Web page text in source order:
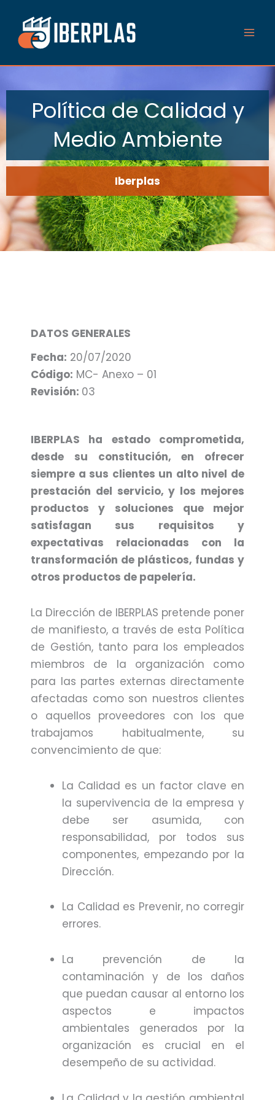
contenido
Política de Calidad y
Medio Ambiente
Iberplas
DATOS GENERALES
Fecha: 20/07/2020
Código: MC- Anexo – 01
Revisión: 03
IBERPLAS ha estado comprometida,
desde su constitución, en ofrecer
siempre a sus clientes un alto nivel de
prestación del servicio, y los mejores
productos y soluciones que mejor
satisfagan sus requisitos y
expectativas relacionadas con la
transformación de plásticos, fundas y
otros productos de papelería.
La Dirección de IBERPLAS pretende poner
de manifiesto, a través de esta Política
de Gestión, tanto para los empleados
miembros de la organización como
para las partes externas directamente
afectadas como son nuestros clientes
o aquellos proveedores con los que
trabajamos habitualmente, su
convencimiento de que:
La Calidad es un factor clave en
la supervivencia de la empresa y
debe ser asumida, con
responsabilidad, por todos sus
componentes, empezando por la
Dirección.
La Calidad es Prevenir, no corregir
errores.
La prevención de la
contaminación y de los daños
que puedan causar al entorno los
aspectos e impactos
ambientales generados por la
organización es crucial en el
desempeño de su actividad.